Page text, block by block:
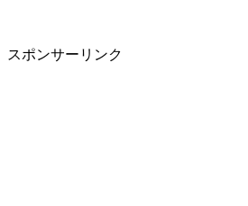
スポンサーリンク